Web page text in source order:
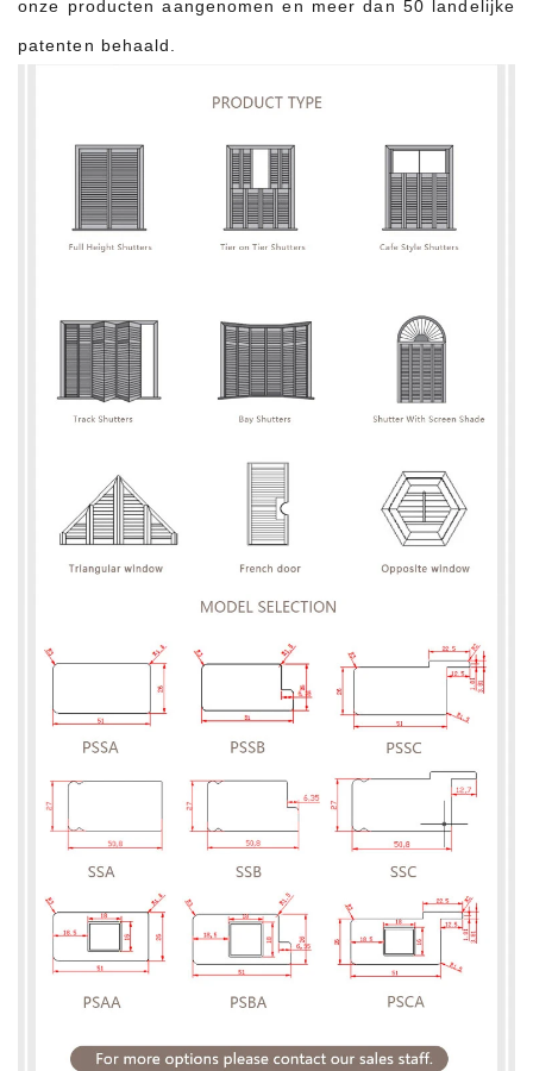
onze producten aangenomen en meer dan 50 landelijke
patenten behaald.